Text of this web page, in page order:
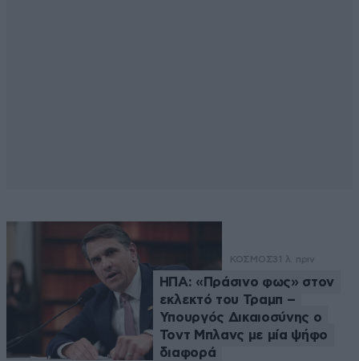
ΚΟΣΜΟΣ31 λ. πριν
ΗΠΑ: «Πράσινο φως» στον
εκλεκτό του Τραμπ –
Υπουργός Δικαιοσύνης ο
Τοντ Μπλανς με μία ψήφο
διαφορά